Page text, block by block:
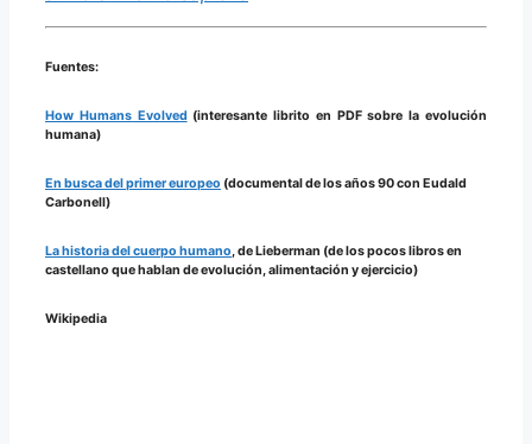
Fuentes:
How Humans Evolved (interesante librito en PDF sobre la evolución
humana)
En busca del primer europeo (documental de los años 90 con Eudald
Carbonell)
La historia del cuerpo humano, de Lieberman (de los pocos libros en
castellano que hablan de evolución, alimentación y ejercicio)
Wikipedia